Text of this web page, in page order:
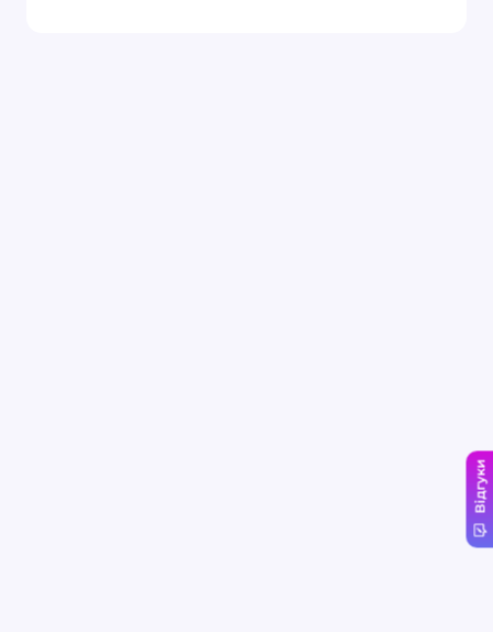
Відгуки